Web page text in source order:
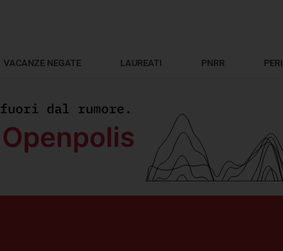
VACANZE NEGATE LAUREATI PNRR